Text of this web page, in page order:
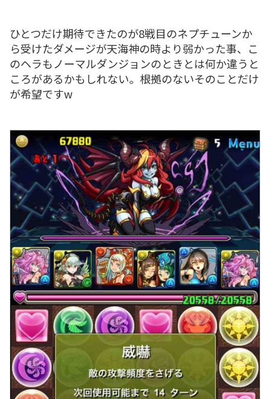
ひとつだけ期待できたのが8戦目のネプチューンか
ら受けたダメージが天海神の時より弱かった事、こ
のヘラもノーマルダンジョンのときとは何か違うと
ころがあるかもしれない。根拠のないそのことだけ
が希望ですw